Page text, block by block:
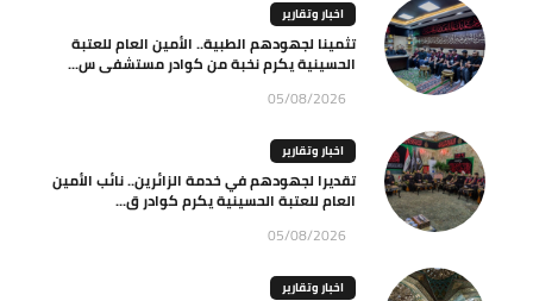
اخبار وتقارير
تثمينا لجهودهم الطبية.. الأمين العام للعتبة
الحسينية يكرم نخبة من كوادر مستشفى س...
05/08/2026
اخبار وتقارير
تقديرا لجهودهم في خدمة الزائرين.. نائب الأمين
العام للعتبة الحسينية يكرم كوادر ق...
05/08/2026
اخبار وتقارير